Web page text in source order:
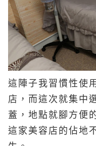
這陣子我習慣性使
店，而這次就集中
蓋，地點就腳方便
這家美容店的佔地